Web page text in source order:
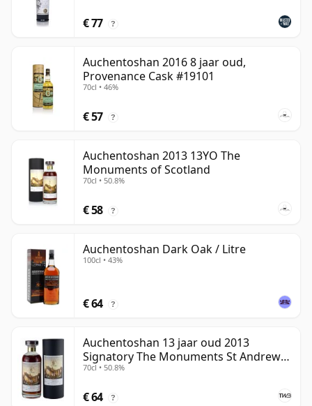
€ 77 ?
Auchentoshan 2016 8 jaar oud,
Provenance Cask #19101
70cl • 46%
€ 57 ?
Auchentoshan 2013 13YO The
Monuments of Scotland
70cl • 50.8%
€ 58 ?
Auchentoshan Dark Oak / Litre
100cl • 43%
€ 64 ?
Auchentoshan 13 jaar oud 2013
Signatory The Monuments St Andrews
Cathedral
70cl • 50.8%
€ 64 ?